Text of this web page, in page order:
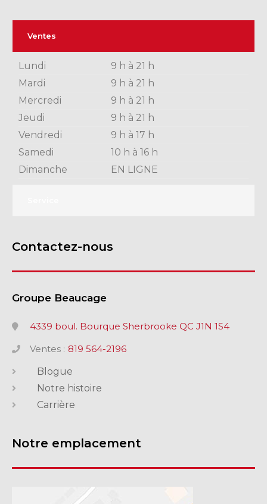
Ventes
Lundi
9 h à 21 h
Mardi
9 h à 21 h
Mercredi
9 h à 21 h
Jeudi
9 h à 21 h
Vendredi
9 h à 17 h
Samedi
10 h à 16 h
Dimanche
EN LIGNE
Contactez-nous
Groupe Beaucage
4339 boul. Bourque Sherbrooke QC J1N 1S4
Ventes : 819 564-2196
Blogue
Notre histoire
Carrière
Notre emplacement